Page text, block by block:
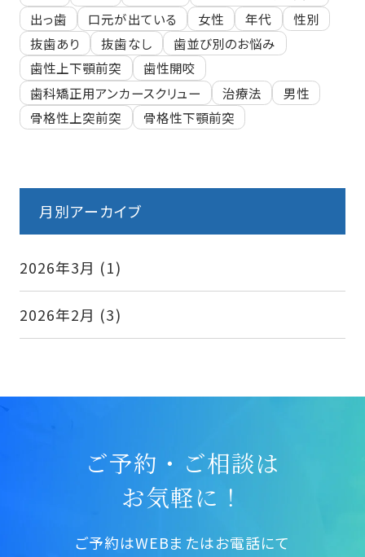
出っ歯
口元が出ている 女性 年代
性別
抜歯あり
抜歯なし
歯並び別のお悩み
歯性上下顎前突
歯性開咬
歯科矯正用アンカースクリュー
治療法
男性
骨格性上突前突
骨格性下顎前突
月別アーカイブ
2026年3月 (1)
2026年2月 (3)
ご予約・ご相談は
お気軽に！
ご予約はWEBまたはお電話にて